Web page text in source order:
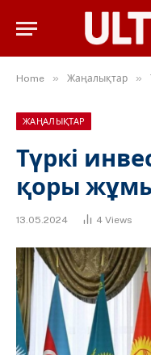
Home » Жаңалықтар »
ЖАҢАЛЫҚТАР
Түркі
қоры
13.05.2024 4 Views